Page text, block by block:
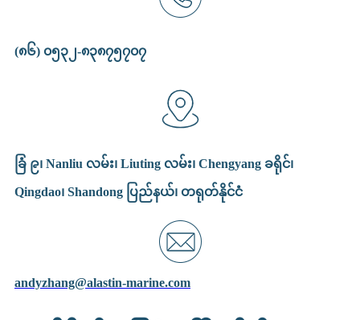
(၈၆) ၀၅၃၂-၈၃၈၇၅၇၀၇
ခြံ ၉၊ Nanliu လမ်း၊ Liuting လမ်း၊ Chengyang ခရိုင်၊
Qingdao၊ Shandong ပြည်နယ်၊ တရုတ်နိုင်ငံ
andyzhang@alastin-marine.com